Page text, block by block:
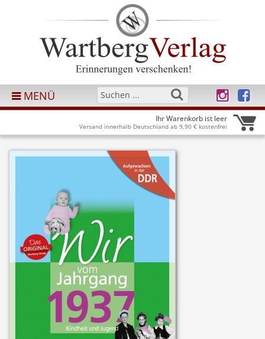
MENÜ
Ihr Warenkorb ist leer
Versand innerhalb Deutschland ab 9,90 € kostenfrei